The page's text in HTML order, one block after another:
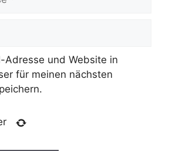
Adresse und Website in
für meinen nächsten